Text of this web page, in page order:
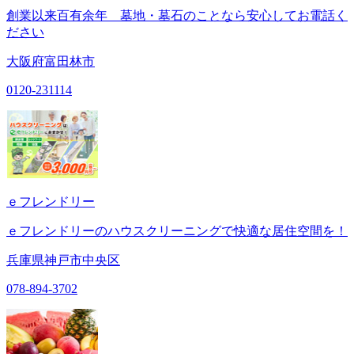
創業以来百有余年 墓地・墓石のことなら安心してお電話く
ださい
大阪府富田林市
0120-231114
ｅフレンドリー
ｅフレンドリーのハウスクリーニングで快適な居住空間を！
兵庫県神戸市中央区
078-894-3702